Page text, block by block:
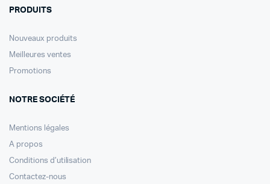
PRODUITS
Nouveaux produits
Meilleures ventes
Promotions
NOTRE SOCIÉTÉ
Mentions légales
A propos
Conditions d’utilisation
Contactez-nous